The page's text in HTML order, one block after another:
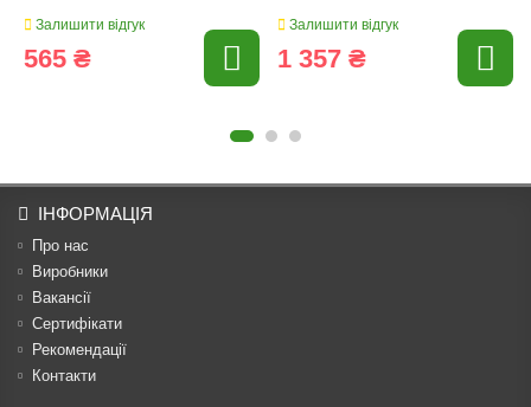
Залишити відгук
565 ₴
Залишити відгук
1 357 ₴
ІНФОРМАЦІЯ
Про нас
Виробники
Вакансії
Сертифікати
Рекомендації
Контакти